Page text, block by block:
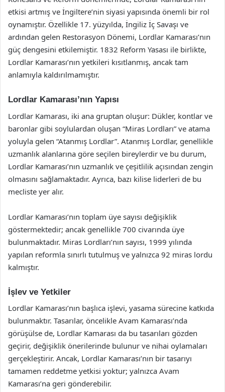
etkisi artmış ve İngiltere’nin siyasi yapısında önemli bir rol
oynamıştır. Özellikle 17. yüzyılda, İngiliz İç Savaşı ve
ardından gelen Restorasyon Dönemi, Lordlar Kamarası’nın
güç dengesini etkilemiştir. 1832 Reform Yasası ile birlikte,
Lordlar Kamarası’nın yetkileri kısıtlanmış, ancak tam
anlamıyla kaldırılmamıştır.
Lordlar Kamarası’nın Yapısı
Lordlar Kamarası, iki ana gruptan oluşur: Dükler, kontlar ve
baronlar gibi soylulardan oluşan “Miras Lordları” ve atama
yoluyla gelen “Atanmış Lordlar”. Atanmış Lordlar, genellikle
uzmanlık alanlarına göre seçilen bireylerdir ve bu durum,
Lordlar Kamarası’nın uzmanlık ve çeşitlilik açısından zengin
olmasını sağlamaktadır. Ayrıca, bazı kilise liderleri de bu
mecliste yer alır.
Lordlar Kamarası’nın toplam üye sayısı değişiklik
göstermektedir; ancak genellikle 700 civarında üye
bulunmaktadır. Miras Lordları’nın sayısı, 1999 yılında
yapılan reformla sınırlı tutulmuş ve yalnızca 92 miras lordu
kalmıştır.
İşlev ve Yetkiler
Lordlar Kamarası’nın başlıca işlevi, yasama sürecine katkıda
bulunmaktır. Tasarılar, öncelikle Avam Kamarası’nda
görüşülse de, Lordlar Kamarası da bu tasarıları gözden
geçirir, değişiklik önerilerinde bulunur ve nihai oylamaları
gerçekleştirir. Ancak, Lordlar Kamarası’nın bir tasarıyı
tamamen reddetme yetkisi yoktur; yalnızca Avam
Kamarası’na geri gönderebilir.